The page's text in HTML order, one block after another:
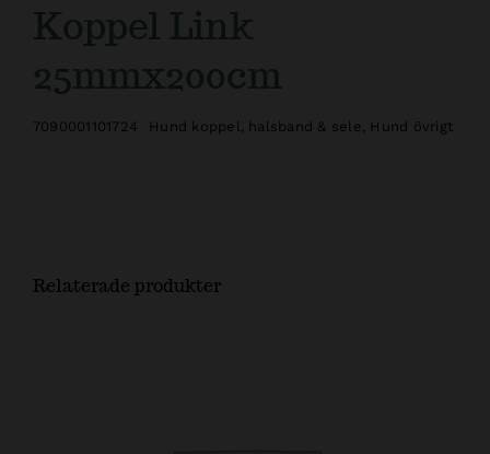
Koppel Link
25mmx200cm
7090001101724 Hund koppel, halsband & sele, Hund övrigt
Relaterade produkter